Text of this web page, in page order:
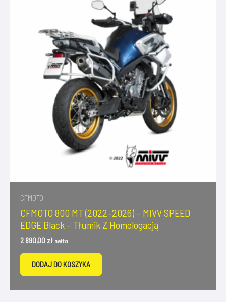
CFMOTO
CFMOTO 800 MT (2022–2026) – MIVV SPEED
EDGE Black – Tłumik Z Homologacją
2 890,00 zł netto
DODAJ DO KOSZYKA